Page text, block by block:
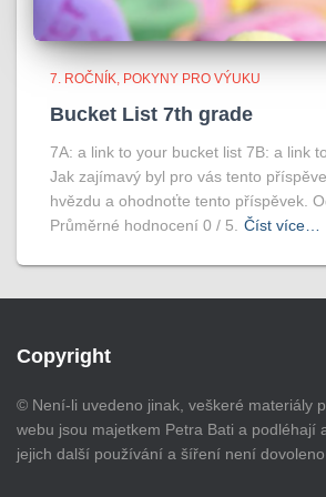
7. ROČNÍK POKYNY PRO VÝUKU
Bucket List 7th grade
7A: a link to your bucket list 7B: a link
Jak zajímavý byl pro vás tento
hvězdu a ohodnoťte tento příspěvek.
Průměrné hodnocení 0 / 5. Číst více…
Copyright
© Není-li uvedeno jinak, veškeré materiály
webu jsou majetkem Petra Bati a podléhají
jejich další používání a šíření není